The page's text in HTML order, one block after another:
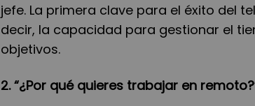
jefe. La primera clave para el éxito del
decir, la capacidad para gestionar el
objetivos.
2. “¿Por qué quieres trabajar en